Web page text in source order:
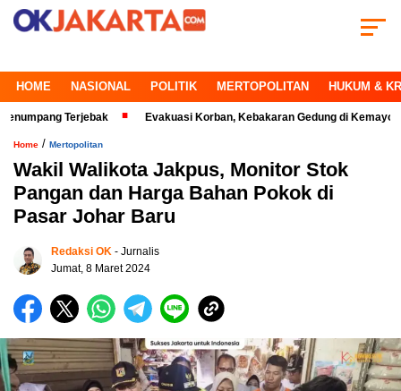
HOME NASIONAL POLITIK MERTOPOLITAN HUKUM &
Terjebak Evakuasi Korban, Kebakaran Gedung di Kemayoran
Home / Mertopolitan
Wakil Walikota Jakpus, Monitor Stok
Pangan dan Harga Bahan Pokok di
Pasar Johar Baru
Redaksi OK - Jurnalis
Jumat, 8 Maret 2024